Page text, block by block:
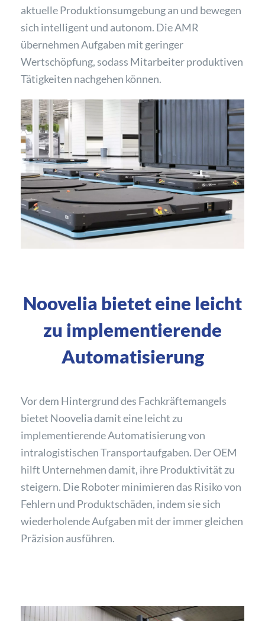
aktuelle Produktionsumgebung an und bewegen
sich intelligent und autonom. Die AMR
übernehmen Aufgaben mit geringer
Wertschöpfung, sodass Mitarbeiter produktiven
Tätigkeiten nachgehen können.
Noovelia bietet eine leicht
zu implementierende
Automatisierung
Vor dem Hintergrund des Fachkräftemangels
bietet Noovelia damit eine leicht zu
implementierende Automatisierung von
intralogistischen Transportaufgaben. Der OEM
hilft Unternehmen damit, ihre Produktivität zu
steigern. Die Roboter minimieren das Risiko von
Fehlern und Produktschäden, indem sie sich
wiederholende Aufgaben mit der immer gleichen
Präzision ausführen.